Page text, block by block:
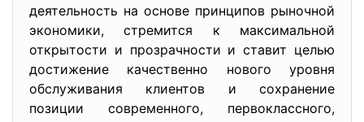
деятельность на основе принципов рыночной
экономики, стремится к максимальной
открытости и прозрачности и ставит целью
достижение качественно нового уровня
обслуживания клиентов и сохранение
позиции современного, первоклассного,